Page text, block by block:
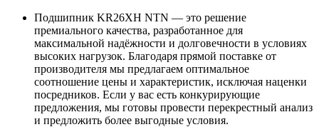
Подшипник KR26XH NTN — это решение
премиального качества, разработанное для
максимальной надёжности и долговечности в условиях
высоких нагрузок. Благодаря прямой поставке от
производителя мы предлагаем оптимальное
соотношение цены и характеристик, исключая наценки
посредников. Если у вас есть конкурирующие
предложения, мы готовы провести перекрестный анализ
и предложить более выгодные условия.